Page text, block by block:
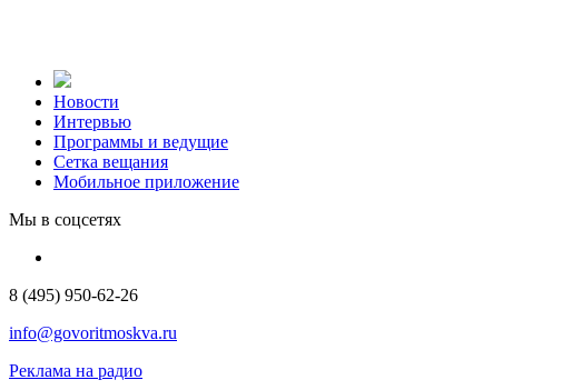
Новости
Интервью
Программы и ведущие
Сетка вещания
Мобильное приложение
Мы в соцсетях
8 (495) 950-62-26
info@govoritmoskva.ru
Реклама на радио